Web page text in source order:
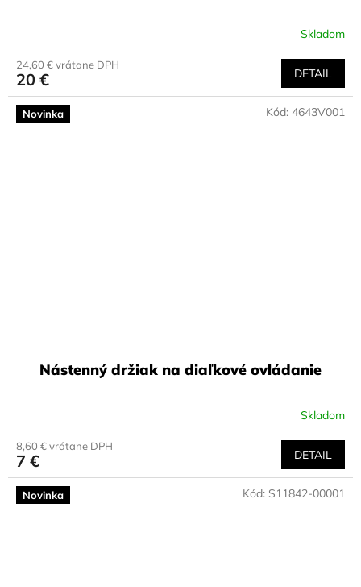
Skladom
24,60 € vrátane DPH
20 € DETAIL
Novinka
Nástenný držiak na diaľkové ovládanie
Skladom
8,60 € vrátane DPH
7 € DETAIL
Kód: 4643V001
Novinka Kód: S11842-00001